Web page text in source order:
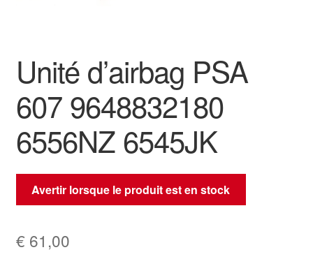
Unité d’airbag PSA
607 9648832180
6556NZ 6545JK
Avertir lorsque le produit est en stock
€ 61,00